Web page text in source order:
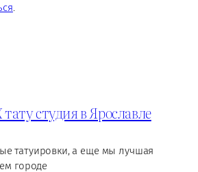
.
тату студия в Ярославле
татуировки, а еще мы лучшая
городе